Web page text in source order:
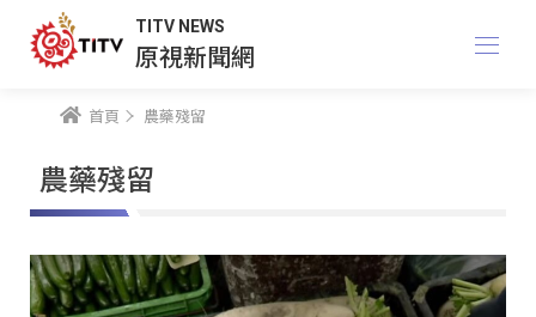
TITV NEWS
原視新聞網
首頁 農藥殘留
農藥殘留